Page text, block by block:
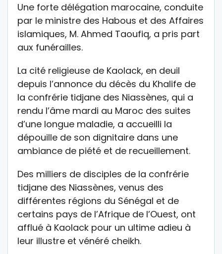
Une forte délégation marocaine, conduite
par le ministre des Habous et des Affaires
islamiques, M. Ahmed Taoufiq, a pris part
aux funérailles.
La cité religieuse de Kaolack, en deuil
depuis l’annonce du décès du Khalife de
la confrérie tidjane des Niassènes, qui a
rendu l’âme mardi au Maroc des suites
d’une longue maladie, a accueilli la
dépouille de son dignitaire dans une
ambiance de piété et de recueillement.
Des milliers de disciples de la confrérie
tidjane des Niassènes, venus des
différentes régions du Sénégal et de
certains pays de l’Afrique de l’Ouest, ont
afflué à Kaolack pour un ultime adieu à
leur illustre et vénéré cheikh.